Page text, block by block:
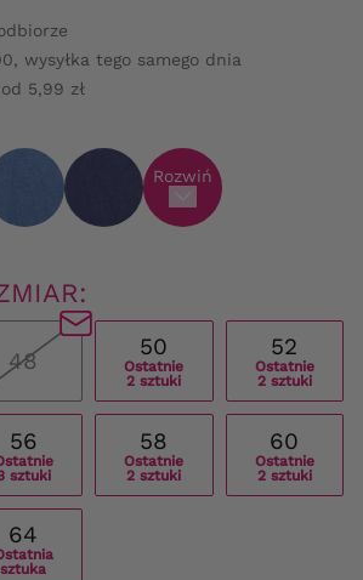
wysyłka tego samego dnia
5,99 zł
Rozwiń
48
50
Ostatnie
2 sztuki
52
Ostatnie
2 sztuki
56
sztuki
58
Ostatnie
2 sztuki
60
Ostatnie
2 sztuki
64
sztuka